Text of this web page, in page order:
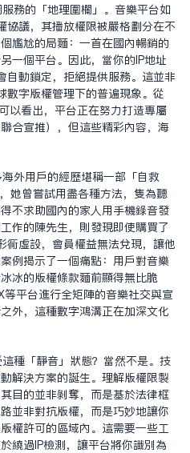
務的「地理圍欄」。音樂平台如
協議，其播放權限被嚴格劃分在不
尷尬的局面：一首在國內暢銷的
一個平台。因此，當你的IP地址
自動鎖定，拒絕提供服務。這並非
字版權管理下的普遍現象。從
以看出，平台正在努力打造專屬
合宣推），但這些精彩內容，海
外用戶的經歷堪稱一部「自救
她曾嘗試用盡各種方法，只為聽
不求助國內的家人用手機錄音發
作的陳先生，則發現即使購買了
同虛設，會員權益無法兌現，讓他
例揭示了一個痛點：用戶對音樂
冰的版權條款面前顯得無比脆
平台進行全矩陣的音樂社交與宣
外，這種數字鴻溝正在加深文化
種「靜音」狀態？當然不是。技
解決方案的誕生。理解版權限制
目的並非剝奪，而是基於法律框
並非對抗版權，而是巧妙地讓你
權許可的區域內。這需要一些工
繞過IP檢測，讓平台將你識別為